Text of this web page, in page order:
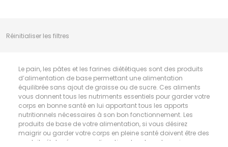
Réinitialiser les filtres
Le pain, les pâtes et les farines diététiques sont des produits
d’alimentation de base permettant une alimentation
équilibrée sans ajout de graisse ou de sucre. Ces aliments
vous donnent tous les nutriments essentiels pour garder votre
corps en bonne santé en lui apportant tous les apports
nutritionnels nécessaires à son bon fonctionnement. Les
produits de base de votre alimentation, si vous désirez
maigrir ou garder votre corps en pleine santé doivent être des
produits élaborés sans adjonction de sel, ou de graisse que